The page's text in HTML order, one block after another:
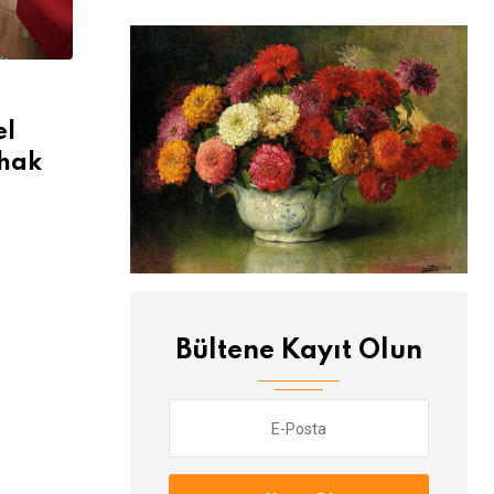
Bültene Kayıt Olun